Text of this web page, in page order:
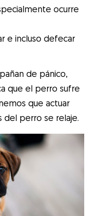
ocurre
e incluso defecar
de pánico,
que el perro sufre
que actuar
del perro se relaje.